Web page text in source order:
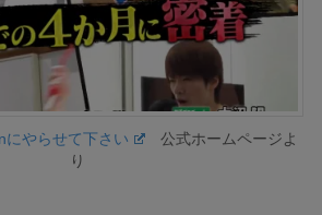
にやらせて下さい
公式ホームページよ
り